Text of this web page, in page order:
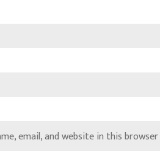
email, and website in this